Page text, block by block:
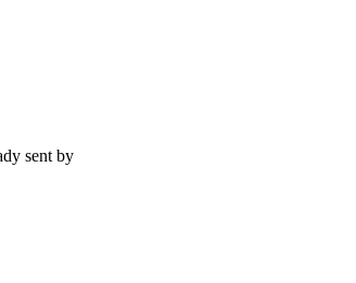
sent by